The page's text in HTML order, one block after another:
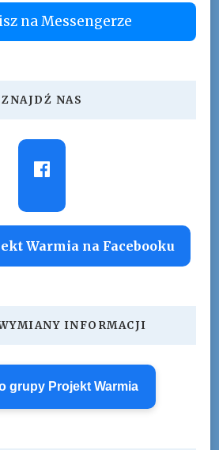
na Messengerze
ZNAJDŹ NAS
Warmia na Facebooku
INFORMACJI
grupy Projekt Warmia